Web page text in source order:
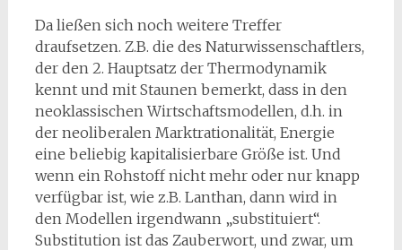
Da ließen sich noch weitere Treffer
draufsetzen. Z.B. die des Naturwissenschaftlers,
der den 2. Hauptsatz der Thermodynamik
kennt und mit Staunen bemerkt, dass in den
neoklassischen Wirtschaftsmodellen, d.h. in
der neoliberalen Marktrationalität, Energie
eine beliebig kapitalisierbare Größe ist. Und
wenn ein Rohstoff nicht mehr oder nur knapp
verfügbar ist, wie z.B. Lanthan, dann wird in
den Modellen irgendwann „substituiert“.
Substitution ist das Zauberwort, und zwar, um